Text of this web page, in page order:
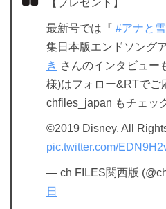
【プレゼント】
最新号では『 #アナと
集日本版エンドソング
き さんのインタビュー
様)はフォロー&RTでご
chfiles_japan もチェッ
©2019 Disney. All
pic.twitter.com/
— ch FILES関西版
日